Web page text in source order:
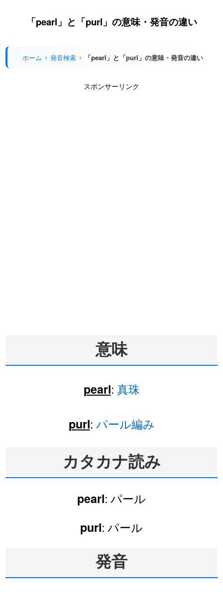
「pearl」と「purl」の意味・発音の違い
ホーム 発音検索 「pearl」と「purl」の意味・発音の違い
スポンサーリンク
意味
pearl: 真珠
purl: パール編み
カタカナ読み
pearl: パール
purl: パール
発音